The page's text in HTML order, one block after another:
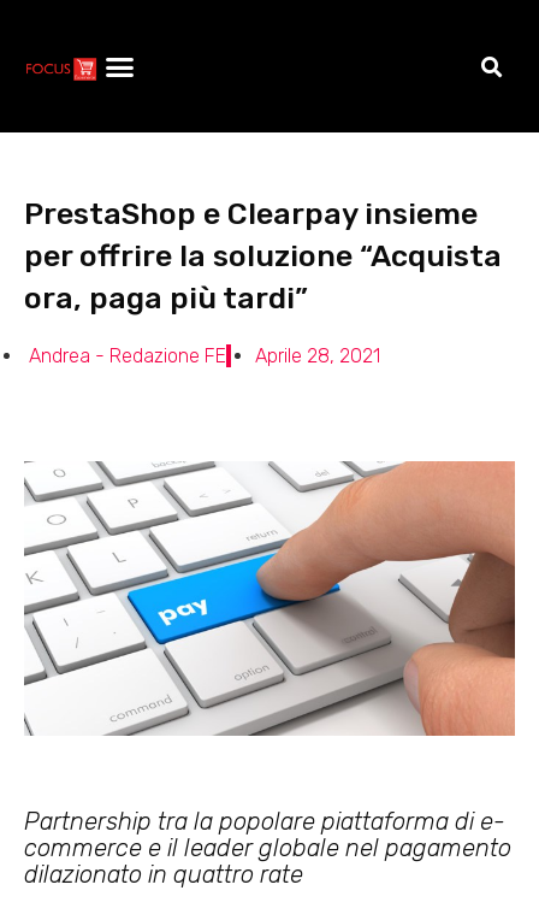
PrestaShop e Clearpay insieme
per offrire la soluzione “Acquista
ora, paga più tardi”
Andrea - Redazione FE Aprile 28, 2021
Partnership tra la popolare piattaforma di e-
commerce e il leader globale nel pagamento
dilazionato in quattro rate